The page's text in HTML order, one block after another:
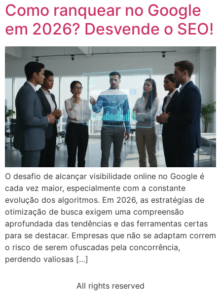
Como ranquear no Google
em 2026? Desvende o SEO!
O desafio de alcançar visibilidade online no Google é
cada vez maior, especialmente com a constante
evolução dos algoritmos. Em 2026, as estratégias de
otimização de busca exigem uma compreensão
aprofundada das tendências e das ferramentas certas
para se destacar. Empresas que não se adaptam correm
o risco de serem ofuscadas pela concorrência,
perdendo valiosas […]
All rights reserved